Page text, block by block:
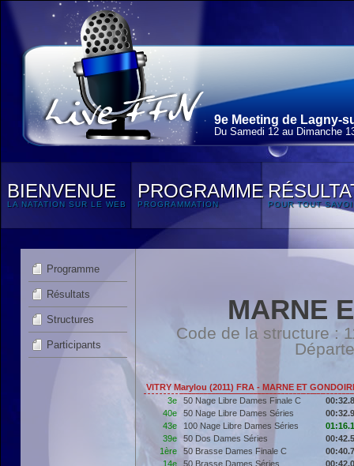
9e Meeting de Lagny-
Du Samedi 12 au Dimanche
BIENVENUE
LA NATATION SUR LE WEB
PROGRAMME
PROGRAMMATION POUR TOUT
Programme
Résultats
Structures
Participants
MARNE
Code de la structure :
VITRY Marylou (2011) FRA - MARNE ET
3e
50 Nage Libre Dames Finale C
40e
50 Nage Libre Dames Séries
43e
100 Nage Libre Dames Séries
39e
50 Dos Dames Séries
1ère
50 Brasse Dames Finale C
14e
50 Brasse Dames Séries